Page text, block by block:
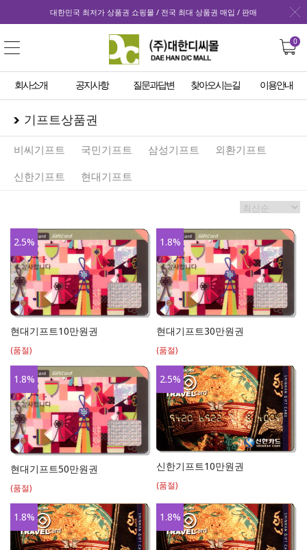
대한민국 최저가 상품권 쇼핑몰 / 전국 최대 상품권 매입 / 판매
0
회사소개 공지사항 질문과답변 찾아오시는길 이용안내
기프트상품권
비씨기프트 국민기프트 삼성기프트
외환기프트
신한기프트
현대기프트
2.5%
현대기프트10만원권
(품절)
1.8%
현대기프트30만원권
(품절)
1.8%
현대기프트50만원권
(품절)
2.5%
신한기프트10만원권
(품절)
1.8% 1.8%